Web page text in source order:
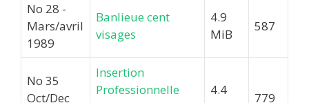
No 28 -
Mars/avril
1989
Banlieue cent
visages
4.9
MiB
587
No 35
Oct/Dec
Insertion
Professionnelle
4.4
779